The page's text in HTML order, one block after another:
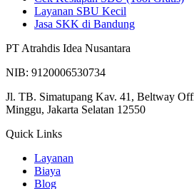
Layanan SBU Kecil
Jasa SKK di Bandung
PT Atrahdis Idea Nusantara
NIB: 9120006530734
Jl. TB. Simatupang Kav. 41, Beltway
Minggu, Jakarta Selatan 12550
Quick Links
Layanan
Biaya
Blog